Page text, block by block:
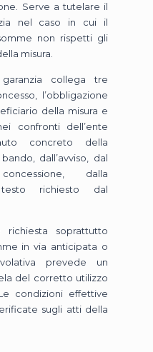
Serve a tutelare il
nel caso in cui il
non rispetti gli
misura.
collega tre
l’obbligazione
della misura e
confronti dell’ente
concreto della
dall’avviso, dal
dalla
richiesto dal
richiesta soprattutto
in via anticipata o
prevede un
del corretto utilizzo
condizioni effettive
sugli atti della